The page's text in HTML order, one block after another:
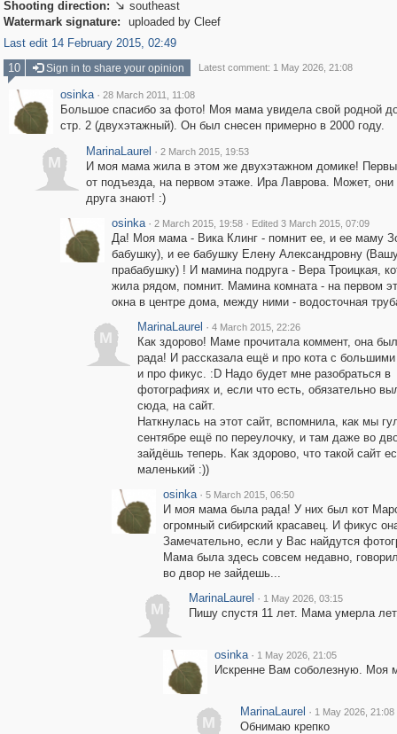
Shooting direction:  southeast
Watermark signature:
uploaded by Cleef
Last edit 14 February 2015, 02:49
10
Sign in to share your opinion Latest comment: 1 May 2026, 21:08
osinka · 28 March 2011, 11:08
Большое спасибо за фото! Моя мама увидела свой родной
стр. 2 (двухэтажный). Он был снесен примерно в 2000 году.
M
MarinaLaurel · 2 March 2015, 19:53
И моя мама жила в этом же двухэтажном домике!
от подъезда, на первом этаже. Ира Лаврова. Может, они
друга знают! :)
osinka · 2 March 2015, 19:58 · Edited 3 March 2015, 07:09
Да! Моя мама - Вика Клинг - помнит ее, и ее маму
бабушку), и ее бабушку Елену Александровну
прабабушку) ! И мамина подруга - Вера Троицкая,
жила рядом, помнит. Мамина комната - на первом
окна в центре дома, между ними - водосточная
M
MarinaLaurel · 4 March 2015, 22:26
Как здорово! Маме прочитала коммент, она
рада! И рассказала ещё и про кота с большими
и про фикус. :D Надо будет мне разобраться в
фотографиях и, если что есть, обязательно
сюда, на сайт.
Наткнулась на этот сайт, вспомнила, как мы
сентябре ещё по переулочку, и там даже во
зайдёшь теперь. Как здорово, что такой сайт
маленький :))
osinka · 5 March 2015, 06:50
И моя мама была рада! У них был кот
огромный сибирский красавец. И фикус
Замечательно, если у Вас найдутся
Мама была здесь совсем недавно,
во двор не зайдешь...
M
MarinaLaurel · 1 May 2026, 03:15
Пишу спустя 11 лет. Мама умерла
osinka · 1 May 2026, 21:05
Искренне Вам соболезную. Моя
M
MarinaLaurel · 1 May 2026, 21:08
Обнимаю крепко